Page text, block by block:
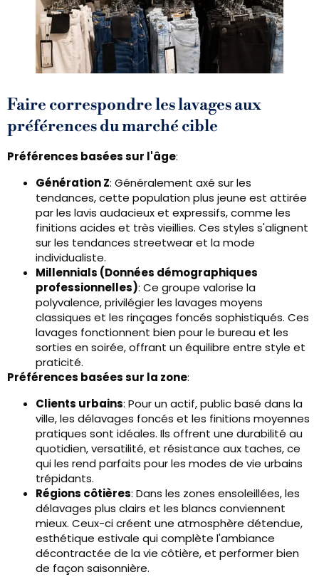
Faire correspondre les lavages aux
préférences du marché cible
Préférences basées sur l'âge:
Génération Z: Généralement axé sur les
tendances, cette population plus jeune est attirée
par les lavis audacieux et expressifs, comme les
finitions acides et très vieillies. Ces styles s'alignent
sur les tendances streetwear et la mode
individualiste.
Millennials (Données démographiques
professionnelles): Ce groupe valorise la
polyvalence, privilégier les lavages moyens
classiques et les rinçages foncés sophistiqués. Ces
lavages fonctionnent bien pour le bureau et les
sorties en soirée, offrant un équilibre entre style et
praticité.
Préférences basées sur la zone:
Clients urbains: Pour un actif, public basé dans la
ville, les délavages foncés et les finitions moyennes
pratiques sont idéales. Ils offrent une durabilité au
quotidien, versatilité, et résistance aux taches, ce
qui les rend parfaits pour les modes de vie urbains
trépidants.
Régions côtières: Dans les zones ensoleillées, les
délavages plus clairs et les blancs conviennent
mieux. Ceux-ci créent une atmosphère détendue,
esthétique estivale qui complète l'ambiance
décontractée de la vie côtière, et performer bien
de façon saisonnière.